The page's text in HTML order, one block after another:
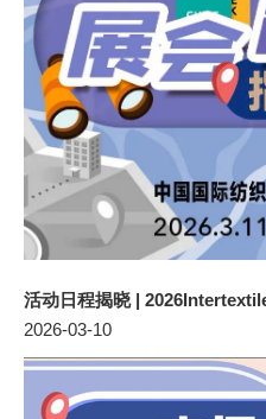
活动日程揭晓 |
2026-03-10